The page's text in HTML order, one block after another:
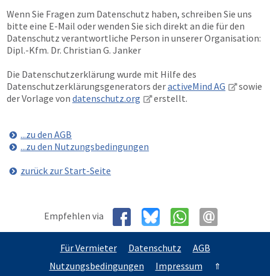
Wenn Sie Fragen zum Datenschutz haben, schreiben Sie uns
bitte eine E-Mail oder wenden Sie sich direkt an die für den
Datenschutz verantwortliche Person in unserer Organisation:
Dipl.-Kfm. Dr. Christian G. Janker
Die Datenschutzerklärung wurde mit Hilfe des
Datenschutzerklärungsgenerators deractiveMind AG
sowie
der Vorlage von datenschutz.org erstellt.
...zu den AGB
...zu den Nutzungsbedingungen
zurück zur Start-Seite
Empfehlen via
Für Vermieter Datenschutz
AGB
Nutzungsbedingungen
Impressum ⇑